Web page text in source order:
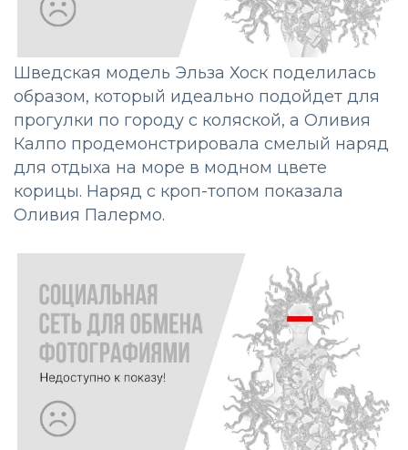
Шведская модель Эльза Хоск поделилась
образом, который идеально подойдет для
прогулки по городу с коляской, а Оливия
Калпо продемонстрировала смелый наряд
для отдыха на море в модном цвете
корицы. Наряд с кроп-топом показала
Оливия Палермо.